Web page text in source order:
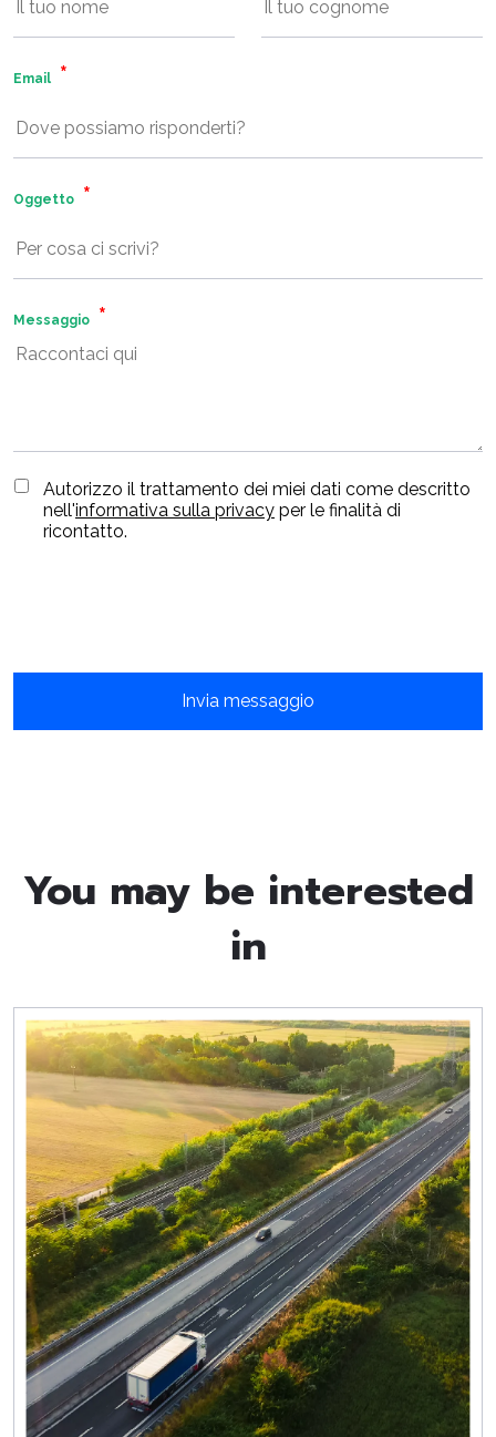
Email
Oggetto
Messaggio
Autorizzo il trattamento dei miei dati come descritto
nell'informativa sulla privacy per le finalità di
ricontatto.
You may be interested
in